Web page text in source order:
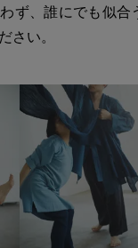
ず、誰にでも似合
さい。